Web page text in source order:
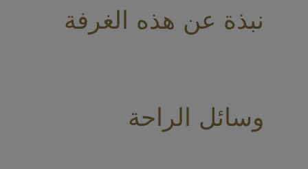
نبذة عن هذه الغرفة
وسائل الراحة